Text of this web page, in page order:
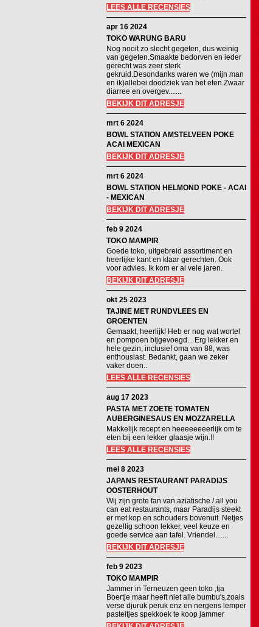
LEES ALLE RECENSIES
apr 16 2024
TOKO WARUNG BARU
Nog nooit zo slecht gegeten, dus weinig
van gegeten.Smaakte bedorven en ieder
gerecht was zeer sterk
gekruid.Desondanks waren we (mijn man
en ik)allebei doodziek van het eten.Zwaar
diarree en overgev.......
BEKIJK DIT ADRESJE
mrt 6 2024
BOWL STATION AMSTELVEEN POKE
ACAI MEXICAN
BEKIJK DIT ADRESJE
mrt 6 2024
BOWL STATION HELMOND POKE - ACAI
- MEXICAN
BEKIJK DIT ADRESJE
feb 9 2024
TOKO MAMPIR
Goede toko, uitgebreid assortiment en
heerlijke kant en klaar gerechten. Ook
voor advies. Ik kom er al vele jaren.
BEKIJK DIT ADRESJE
okt 25 2023
TAJINE MET RUNDVLEES EN
GROENTEN
Gemaakt, heerlijk! Heb er nog wat wortel
en pompoen bijgevoegd... Erg lekker en
hele gezin, inclusief oma van 88, was
enthousiast. Bedankt, gaan we zeker
vaker doen..
LEES ALLE RECENSIES
aug 17 2023
PASTA MET ZOETE TOMATEN
AUBERGINESAUS EN MOZZARELLA
Makkelijk recept en heeeeeeeerlijk om te
eten bij een lekker glaasje wijn.!!
LEES ALLE RECENSIES
mei 8 2023
JAPANS RESTAURANT PARADIJS
OOSTERHOUT
Wij zijn grote fan van aziatische / all you
can eat restaurants, maar Paradijs steekt
er met kop en schouders bovenuit. Netjes
gezellig schoon lekker, veel keuze en
goede service aan tafel. Vriendel.......
BEKIJK DIT ADRESJE
feb 9 2023
TOKO MAMPIR
Jammer in Terneuzen geen toko ,tja
Boertje maar heeft niet alle bumbu's,zoals
verse djuruk peruk enz en nergens lemper
pasteitjes spekkoek te koop jammer